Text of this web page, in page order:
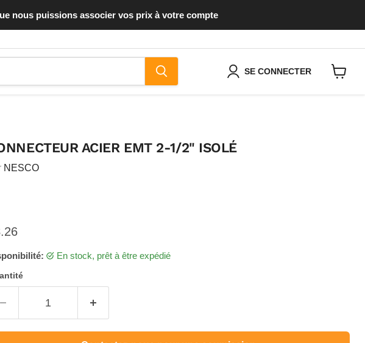
nous puissions associer vos prix à votre compte
SE CONNECTER
ACIER EMT 2-1/2" ISOLÉ
NESCO
actuel
en stock, prêt à être expédié